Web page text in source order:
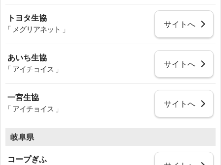
トヨタ生協
「 メグリアネット 」
サイトへ
あいち生協
「 アイチョイス 」
サイトへ
一宮生協
「 アイチョイス 」
サイトへ
岐阜県
コープぎふ